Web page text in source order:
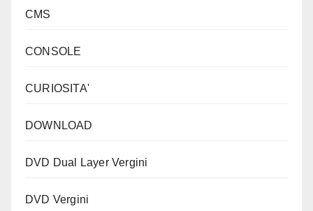
CMS
CONSOLE
CURIOSITA'
DOWNLOAD
DVD Dual Layer Vergini
DVD Vergini